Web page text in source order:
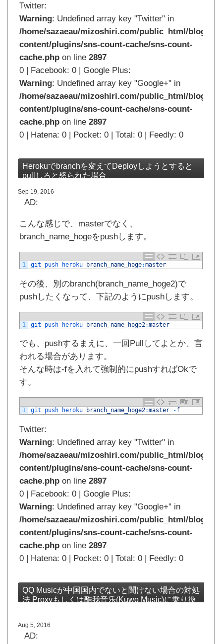
Twitter:
Warning: Undefined array key "Twitter" in
/home/sazaeau/mizoshiri.com/public_html/
content/plugins/sns-count-cache/sns-count-
cache.php on line 2897
0 | Facebook: 0 | Google Plus:
Warning: Undefined array key "Google+" in
/home/sazaeau/mizoshiri.com/public_html/
content/plugins/sns-count-cache/sns-count-
cache.php on line 2897
0 | Hatena: 0 | Pocket: 0 | Total: 0 | Feedly: 0
Herokuでbranchを変えてDeployしようとすると
pullしろと怒られた場合
Sep 19, 2016
AD:
こんな感じで、masterでなく、
branch_name_hogeをpushします。
1 git push heroku branch_name_hoge:master
その後、別のbranch(branch_name_hoge2)で
pushしたくなって、下記のようにpushします。
1 git push heroku branch_name_hoge2:master
でも、pushするまえに、一回Pullしてよとか、言
われる場合があります。
そんな時は-fを入れて強制的にpushすればOkで
す。
1 git push heroku branch_name_hoge2:master -f
Twitter:
Warning: Undefined array key "Twitter" in
/home/sazaeau/mizoshiri.com/public_html/
content/plugins/sns-count-cache/sns-count-
cache.php on line 2897
0 | Facebook: 0 | Google Plus:
Warning: Undefined array key "Google+" in
/home/sazaeau/mizoshiri.com/public_html/
content/plugins/sns-count-cache/sns-count-
cache.php on line 2897
0 | Hatena: 0 | Pocket: 0 | Total: 0 | Feedly: 0
QQ Musicが中国国内でないと聞けない場合の対処
法 Proxyもしくは酷我音乐(Kuwo Music)に乗り換
Aug 5, 2016
AD: